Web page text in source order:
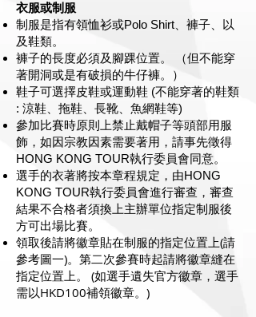
衣服或制服
制服是指有領恤衫或Polo Shirt、褲子、以
及鞋類。
褲子的長度必須及腳踝位置。 （但不能穿
著開洞或是有破損的牛仔褲。）
鞋子可選擇皮鞋或運動鞋 (不能穿著的鞋類
: 涼鞋、拖鞋、長靴、魚網鞋等)
參加比賽時原則上禁止戴帽子等頭部用服
飾，如因宗教因素需要著用，請事先徵得
HONG KONG TOUR執行委員會同意。
選手的衣著將按本章程規定，由HONG
KONG TOUR執行委員會進行審查，審查
結果不合格者須換上主辦單位指定制服後
方可出場比賽。
領取後請將徽章貼在制服的指定位置上(請
參考圖一)。第二次參賽時起請將徽章縫在
指定位置上。 (如選手遺失官方徽章，選手
需以HKD100補領徽章。)